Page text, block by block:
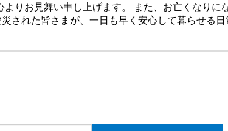
りお見舞い申し上げます。 また、お亡くなり
された皆さまが、一日も早く安心して暮らせる